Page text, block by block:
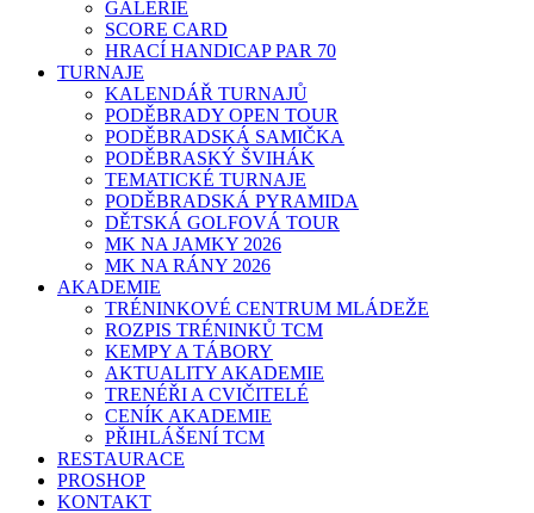
GALERIE
SCORE CARD
HRACÍ HANDICAP PAR 70
TURNAJE
KALENDÁŘ TURNAJŮ
PODĚBRADY OPEN TOUR
PODĚBRADSKÁ SAMIČKA
PODĚBRASKÝ ŠVIHÁK
TEMATICKÉ TURNAJE
PODĚBRADSKÁ PYRAMIDA
DĚTSKÁ GOLFOVÁ TOUR
MK NA JAMKY 2026
MK NA RÁNY 2026
AKADEMIE
TRÉNINKOVÉ CENTRUM MLÁDEŽE
ROZPIS TRÉNINKŮ TCM
KEMPY A TÁBORY
AKTUALITY AKADEMIE
TRENÉŘI A CVIČITELÉ
CENÍK AKADEMIE
PŘIHLÁŠENÍ TCM
RESTAURACE
PROSHOP
KONTAKT